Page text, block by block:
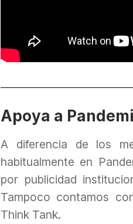
Apoya a
A diferencia de los
habitualmente en
por publicidad
Tampoco contamos
Think Tank.